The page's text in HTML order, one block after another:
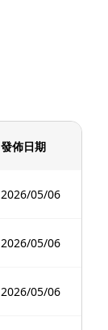
發佈日期
2026/05/06
2026/05/06
2026/05/06